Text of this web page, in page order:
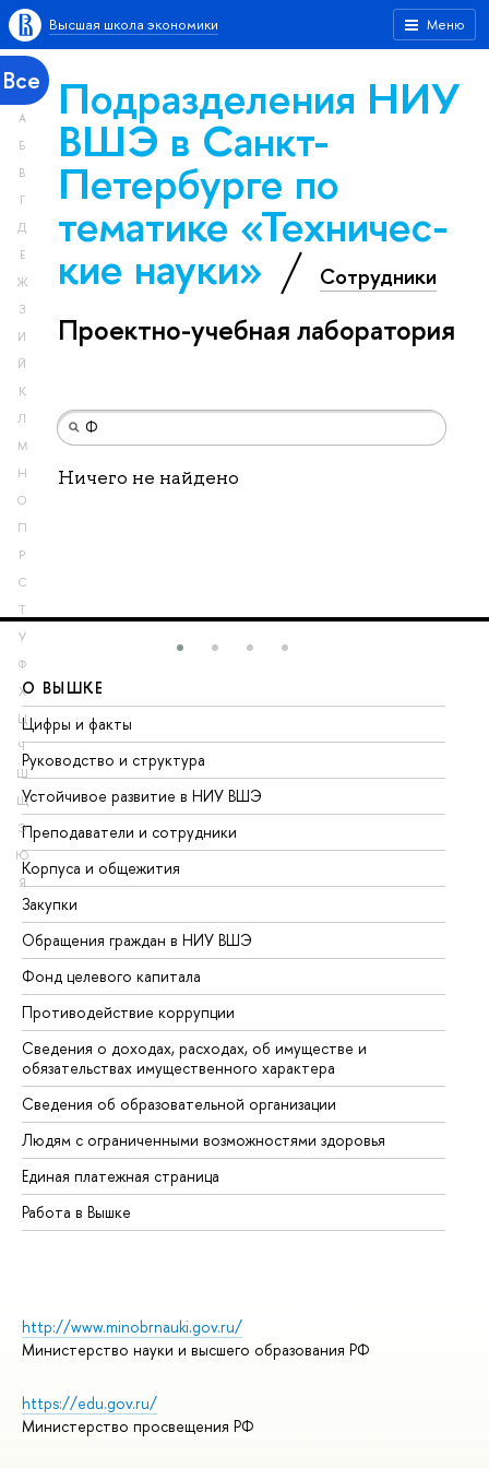
Меню
Высшая школа экономики
Все
А
Б
В
Г
Д
Е
Ж
З
И
Й
К
Л
М
Н
О
П
Р
С
Т
У
Ф
Х
Ц
Ч
Ш
Щ
Э
Ю
Я
Подразделения НИУ
ВШЭ в Санкт-
Петербурге по
тематике «Тех­ничес­
кие науки» Сотрудники
Проектно-учебная лаборатория
Ничего не найдено
О ВЫШКЕ
Цифры и факты
Руководство и структура
Устойчивое развитие в НИУ ВШЭ
Преподаватели и сотрудники
Корпуса и общежития
Закупки
Обращения граждан в НИУ ВШЭ
Фонд целевого капитала
Противодействие коррупции
Сведения о доходах, расходах, об имуществе и
обязательствах имущественного характера
Сведения об образовательной организации
Людям с ограниченными возможностями здоровья
Единая платежная страница
Работа в Вышке
http://www.minobrnauki.gov.ru/
Министерство науки и высшего образования РФ
https://edu.gov.ru/
Министерство просвещения РФ